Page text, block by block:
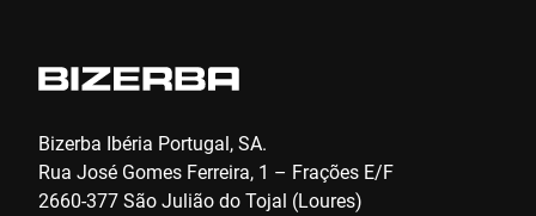
Cidade *
País *
Bizerba Ibéria Portugal, SA.
Rua José Gomes Ferreira, 1 – Frações E/F
2660-377 São Julião do Tojal (Loures)